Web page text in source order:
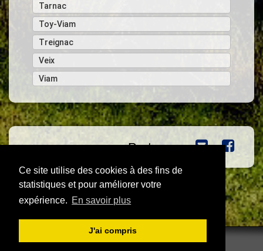
Ce site utilise des cookies à des fins de
statistiques et pour améliorer votre
expérience. En savoir plus
J'ai compris
Tarnac
Toy-Viam
Treignac
Veix
Viam
Partager :